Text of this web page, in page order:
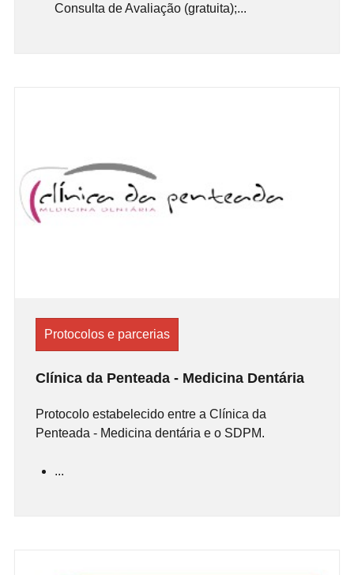
Consulta de Avaliação (gratuita);...
Protocolos e parcerias
Clínica da Penteada - Medicina Dentária
Protocolo estabelecido entre a Clínica da
Penteada - Medicina dentária e o SDPM.
...